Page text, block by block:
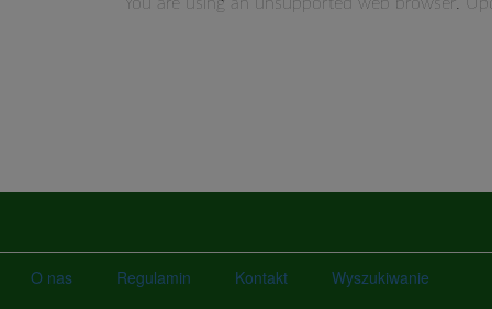
O nas Regulamin Kontakt
Wyszukiwanie